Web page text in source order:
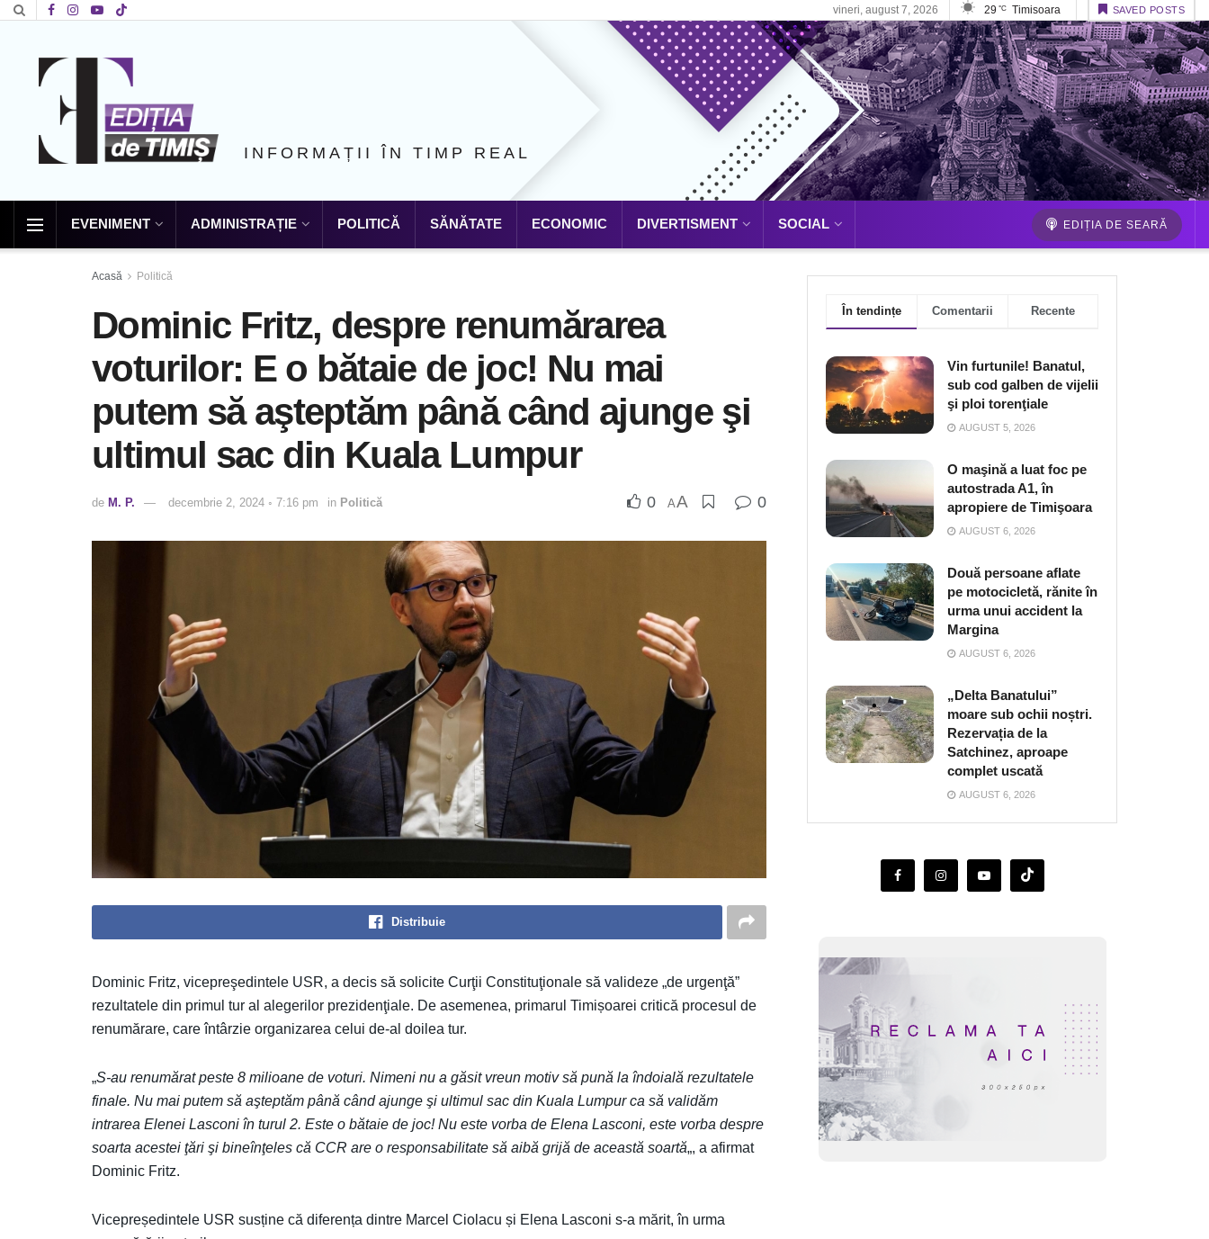
vineri, august 7, 2026 29 °C Timisoara SAVED POSTS
INFORMAȚII ÎN TIMP REAL
EVENIMENT ADMINISTRAȚIE POLITICĂ SĂNĂTATE ECONOMIC DIVERTISMENT SOCIAL EDIȚIA DE SEARĂ
Acasă Politică
Dominic Fritz, despre renumărarea
voturilor: E o bătaie de joc! Nu mai
putem să aşteptăm până când ajunge şi
ultimul sac din Kuala Lumpur
de M. P. decembrie 2, 2024 ◦ 7:16 pm in Politică 0 AA 0
Distribuie
Dominic Fritz, vicepreşedintele USR, a decis să solicite Curţii Constituţionale să valideze „de urgenţă”
rezultatele din primul tur al alegerilor prezidenţiale. De asemenea, primarul Timișoarei critică procesul de
renumărare, care întârzie organizarea celui de-al doilea tur.
„S-au renumărat peste 8 milioane de voturi. Nimeni nu a găsit vreun motiv să pună la îndoială rezultatele
finale. Nu mai putem să aşteptăm până când ajunge şi ultimul sac din Kuala Lumpur ca să validăm
intrarea Elenei Lasconi în turul 2. Este o bătaie de joc! Nu este vorba de Elena Lasconi, este vorba despre
soarta acestei ţări şi bineînţeles că CCR are o responsabilitate să aibă grijă de această soartă„, a afirmat
Dominic Fritz.
Vicepreședintele USR susține că diferența dintre Marcel Ciolacu și Elena Lasconi s-a mărit, în urma
În tendințe Comentarii Recente
Vin furtunile! Banatul,
sub cod galben de vijelii
şi ploi torenţiale
AUGUST 5, 2026
O maşină a luat foc pe
autostrada A1, în
apropiere de Timişoara
AUGUST 6, 2026
Două persoane aflate
pe motocicletă, rănite în
urma unui accident la
Margina
AUGUST 6, 2026
„Delta Banatului”
moare sub ochii noștri.
Rezervația de la
Satchinez, aproape
complet uscată
AUGUST 6, 2026